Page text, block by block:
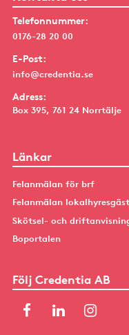
Telefonnummer:
0176-28 20 00
E-Post:
info@credentia.se
Adress:
Box 395, 761 24 Norrtälje
Länkar
Felanmälan för brf
Felanmälan lokalhyresgäst
Skötsel- och
Boportalen
Följ Credentia AB